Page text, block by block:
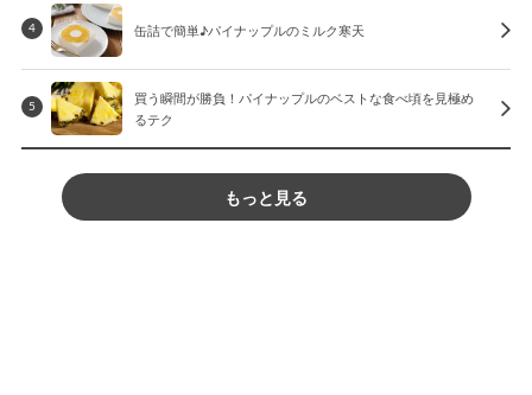
4 缶詰で簡単♪パイナップルのミルク寒天
5
買う瞬間が勝負！パイナップルのベストな食べ頃を見極め
るテク
もっと見る